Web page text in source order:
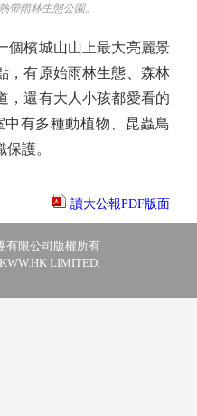
帶雨林生態公園。
檳城山山上最大亮麗景
，有原始雨林生態、森林
，還有大人小孩都愛看的
有多種動植物、昆蟲鳥
護。
讀大公報PDF版面
有限公司版權所有
LIMITED.